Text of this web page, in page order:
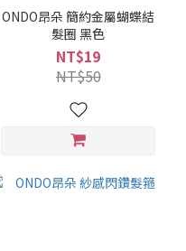
ONDO昂朵 簡約金屬蝴蝶結
髮圈 黑色
NT$19
NT$50